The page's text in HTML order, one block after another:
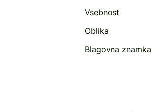
Vsebnost
Oblika
Blagovna znamka